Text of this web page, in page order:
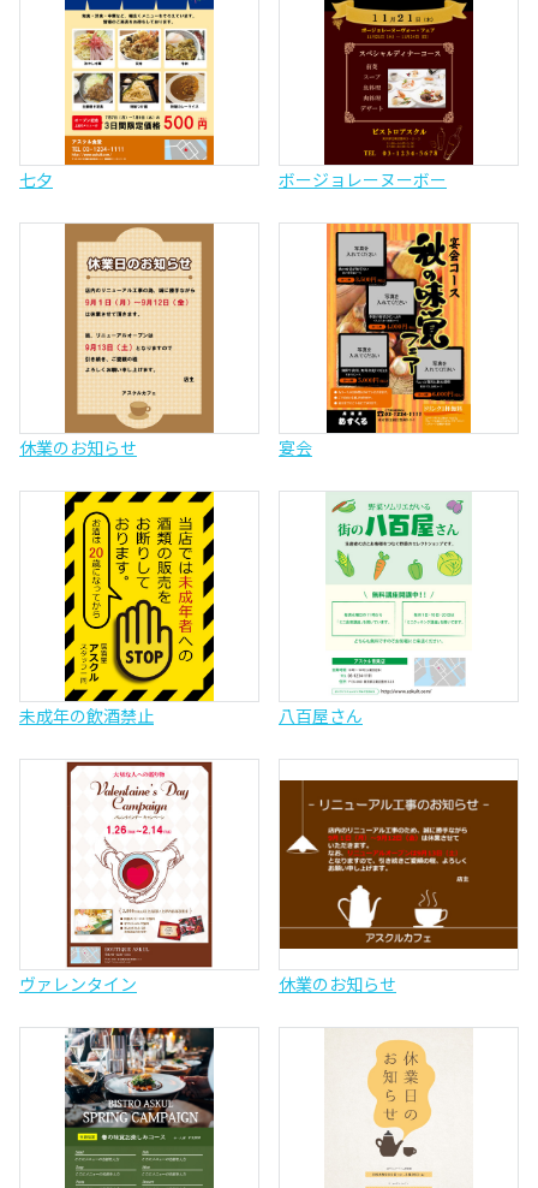
七夕 ボージョレーヌーボー
休業のお知らせ 宴会
未成年の飲酒禁止 八百屋さん
ヴァレンタイン 休業のお知らせ